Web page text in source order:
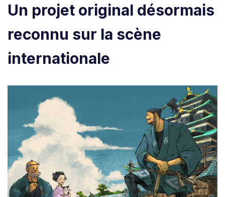
Un projet original désormais
reconnu sur la scène
internationale